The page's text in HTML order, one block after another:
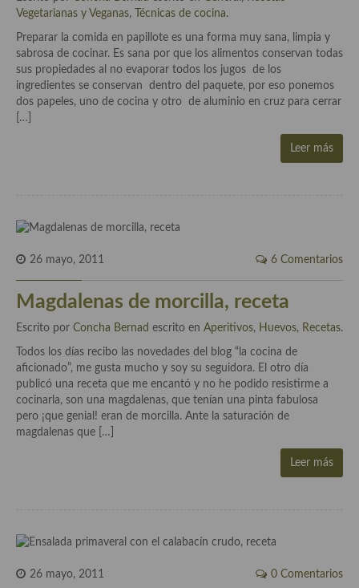
Cocina Azerí (Azerbaiyán)
Cocina de Egipto
Cocina de Tunez
Cocina Oriental
Cocina camboyana
Cocina Coreana
Cocina HIndú
Cocina China
Cocina del Pacifico
Cocina filipina
Cocina de Hawái
Vegetarianas y Veganas, Técnicas de cocina.
Preparar la comida en papillote es una forma muy sana, limpia y
sabrosa de cocinar. Es sana por que los alimentos conservan todas
sus propiedades al no evaporar todos los jugos de los
ingredientes se conservan dentro del paquete, por eso ponemos
dos papeles, uno de cocina y otro de aluminio en cruz para cerrar
[…]
Leer más
26 mayo, 2011 6 Comentarios
Magdalenas de morcilla, receta
Escrito por Concha Bernad escrito en Aperitivos, Huevos, Recetas.
Todos los días recibo las novedades del blog “la cocina de
aficionado”, me gusta mucho y soy su seguidora. El otro día
publicó una receta que me encantó y no he podido resistirme a
cocinarla, son una magdalenas, que tenían una pinta fabulosa
pero ¡que genial! eran de morcilla. Ante la saturación de
magdalenas que […]
Leer más
26 mayo, 2011 0 Comentarios